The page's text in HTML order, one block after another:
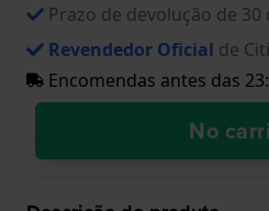
Prazo de devolução de 30
Revendedor Oficial de
Encomendas antes das
No